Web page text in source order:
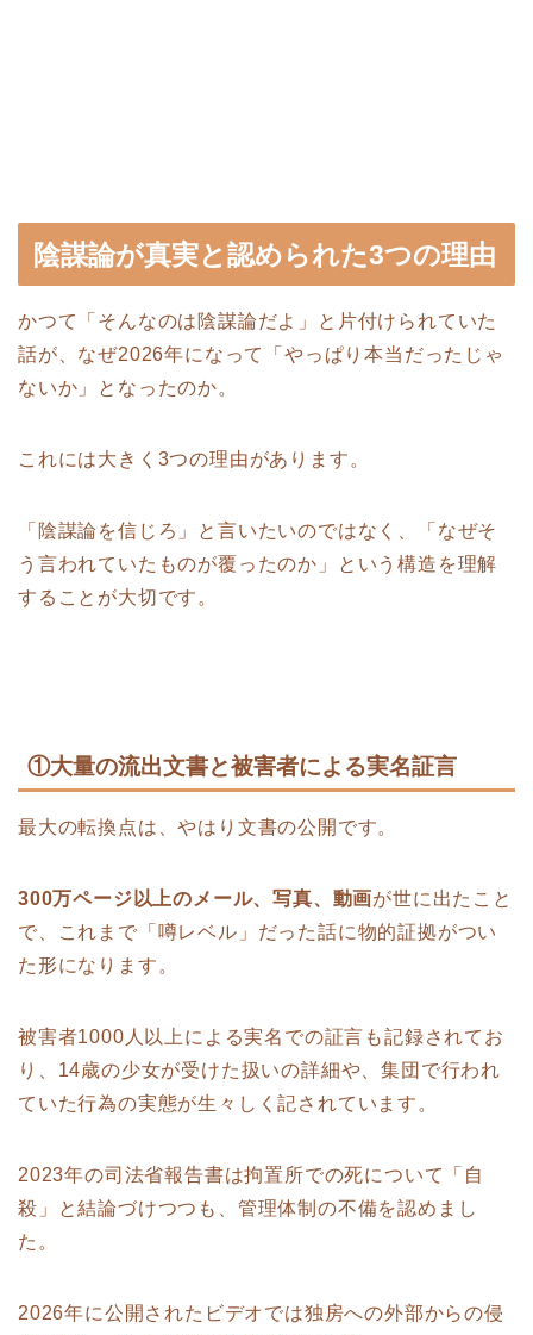
陰謀論が真実と認められた3つの理由
かつて「そんなのは陰謀論だよ」と片付けられていた
話が、なぜ2026年になって「やっぱり本当だったじゃ
ないか」となったのか。
これには大きく3つの理由があります。
「陰謀論を信じろ」と言いたいのではなく、「なぜそ
う言われていたものが覆ったのか」という構造を理解
することが大切です。
①大量の流出文書と被害者による実名証言
最大の転換点は、やはり文書の公開です。
300万ページ以上のメール、写真、動画が世に出たこと
で、これまで「噂レベル」だった話に物的証拠がつい
た形になります。
被害者1000人以上による実名での証言も記録されてお
り、14歳の少女が受けた扱いの詳細や、集団で行われ
ていた行為の実態が生々しく記されています。
2023年の司法省報告書は拘置所での死について「自
殺」と結論づけつつも、管理体制の不備を認めまし
た。
2026年に公開されたビデオでは独房への外部からの侵